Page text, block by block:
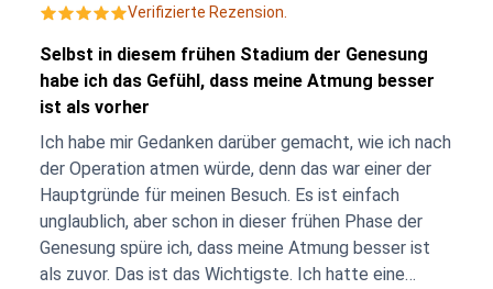
Verifizierte Rezension.
Selbst in diesem frühen Stadium der Genesung
habe ich das Gefühl, dass meine Atmung besser
ist als vorher
Ich habe mir Gedanken darüber gemacht, wie ich nach
der Operation atmen würde, denn das war einer der
Hauptgründe für meinen Besuch. Es ist einfach
unglaublich, aber schon in dieser frühen Phase der
Genesung spüre ich, dass meine Atmung besser ist
als zuvor. Das ist das Wichtigste. Ich hatte eine